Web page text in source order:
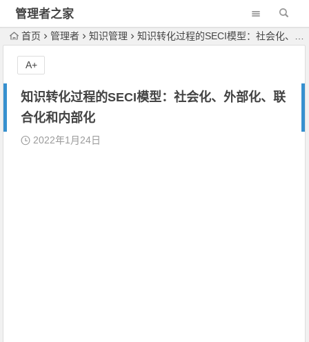
管理者之家
首页 管理者 知识管理 知识转化过程的SECI模型：社会化、外部化、联合化和内部化
知识转化过程的SECI模型：社会化、外部化、联
合化和内部化
2022年1月24日
A+